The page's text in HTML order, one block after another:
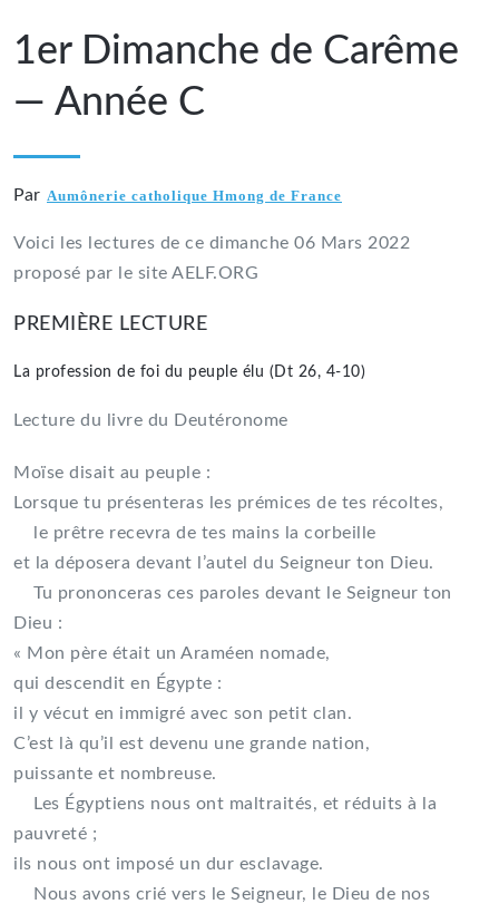
1er Dimanche de Carême
— Année C
Par Aumônerie catholique Hmong de France
Voici les lectures de ce dimanche 06 Mars 2022
proposé par le site AELF.ORG
PREMIÈRE LECTURE
La profession de foi du peuple élu (Dt 26, 4-10)
Lecture du livre du Deutéronome
Moïse disait au peuple :
Lorsque tu présenteras les prémices de tes récoltes,
le prêtre recevra de tes mains la corbeille
et la déposera devant l’autel du Seigneur ton Dieu.
Tu prononceras ces paroles devant le Seigneur ton
Dieu :
« Mon père était un Araméen nomade,
qui descendit en Égypte :
il y vécut en immigré avec son petit clan.
C’est là qu’il est devenu une grande nation,
puissante et nombreuse.
Les Égyptiens nous ont maltraités, et réduits à la
pauvreté ;
ils nous ont imposé un dur esclavage.
Nous avons crié vers le Seigneur, le Dieu de nos